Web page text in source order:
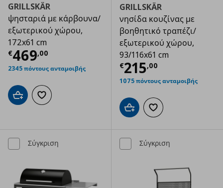
GRILLSKÄR
ψησταριά με κάρβουνα/
εξωτερικού χώρου,
172x61 cm
€469,00
Τρέχουσα τιμή € 469,00
2345 πόντους ανταμοιβής
Προσθήκη στο καλάθι
Προσθήκη στα αγαπημένα
GRILLSKÄR
νησίδα κουζίνας με
βοηθητικό τραπέζι/
εξωτερικού χώρου,
93/116x61 cm
€215,00
Τρέχουσα
1075 πόντους ανταμοιβής
Προσθήκη στο καλάθι
Προσθήκη στα
Σύγκριση Σύγκριση